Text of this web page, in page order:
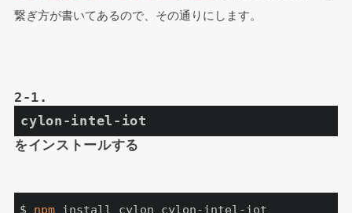
繋ぎ方が書いてあるので、その通りにします。
2-1.
cylon-intel-iot
をインストールする
$ npm install cylon cylon-intel-iot